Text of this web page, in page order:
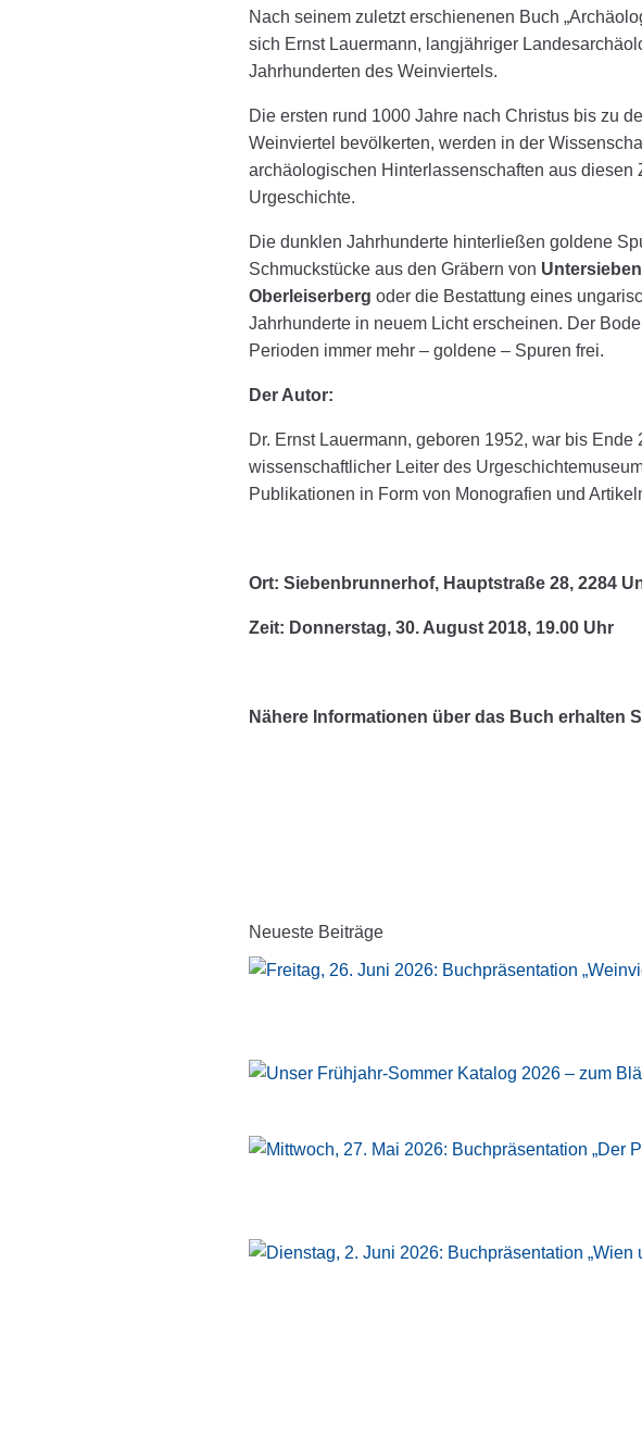
Nach seinem zuletzt erschienenen Buch
sich Ernst Lauermann, langjähriger
Jahrhunderten des Weinviertels.
Die ersten rund 1000 Jahre nach Christus bis zu
Weinviertel bevölkerten, werden in der
archäologischen Hinterlassenschaften aus
Urgeschichte.
Die dunklen Jahrhunderte hinterließen goldene
Schmuckstücke aus den Gräbern von
Oberleiserberg oder die Bestattung eines
Jahrhunderte in neuem Licht erscheinen. Der
Perioden immer mehr – goldene – Spuren frei.
Der Autor:
Dr. Ernst Lauermann, geboren 1952, war bis
wissenschaftlicher Leiter des
Publikationen in Form von Monografien und
Ort: Siebenbrunnerhof, Hauptstraße 28, 2284
Zeit: Donnerstag, 30. August 2018, 19.00 Uhr
Nähere Informationen über das Buch erhalten
Neueste Beiträge